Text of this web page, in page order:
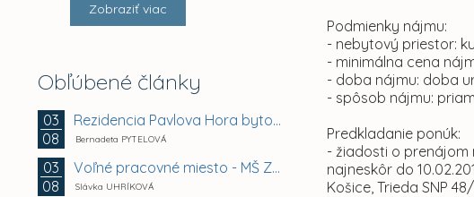
Zobraziť viac
Obľúbené články
03
08
Rezidencia Pavlova Hora bytový dom A + B +...
Bernadeta PYTELOVÁ
03
08
Voľné pracovné miesto - MŠ Zuzkin park 2, Košice -...
Slávka UHRÍKOVÁ
Podmienky nájmu:
- nebytový priestor:
- minimálna cena
- doba nájmu: doba
- spôsob nájmu:
Predkladanie ponúk:
- žiadosti o prenájom
najneskôr do
Košice, Trieda SNP